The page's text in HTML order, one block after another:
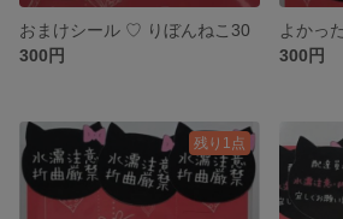
おまけシール ♡ りぼんねこ30
300円
300円
残り1点